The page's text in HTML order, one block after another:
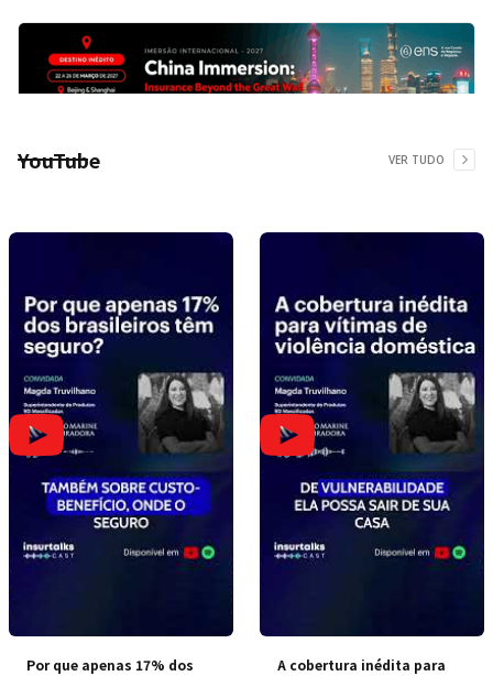
YouTube VER TUDO
Por que apenas 17% dos
A cobertura inédita para